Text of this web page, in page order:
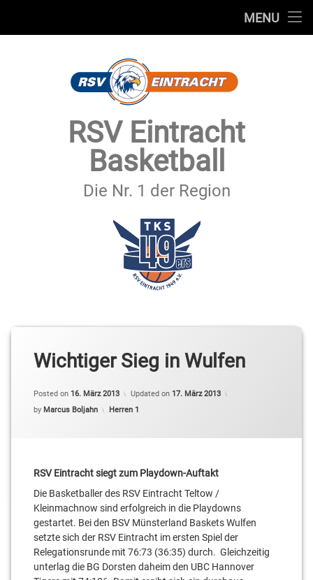
MENU
SECHSTER MANN
IMPRESSUM & DATENSCHUTZ
RSV Eintracht
Basketball
Die Nr. 1 der Region
Wichtiger Sieg in Wulfen
Posted on 16. März 2013 Updated on 17. März 2013
by Marcus Boljahn Categories:
Herren 1
RSV Eintracht siegt zum Playdown-Auftakt
Die Basketballer des RSV Eintracht Teltow /
Kleinmachnow sind erfolgreich in die Playdowns
gestartet. Bei den BSV Münsterland Baskets Wulfen
setzte sich der RSV Eintracht im ersten Spiel der
Relegationsrunde mit 76:73 (36:35) durch. Gleichzeitig
unterlag die BG Dorsten daheim den UBC Hannover